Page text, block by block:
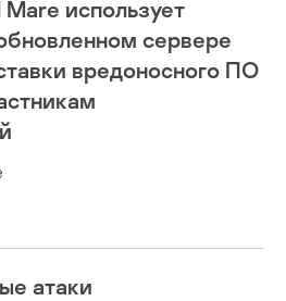
использует
сервере
вредоносного ПО
атаки